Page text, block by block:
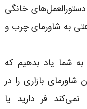
خانگی
به شاورمای چرب و
شما یاد بدهیم که
بازاری را در
فر دارید یا